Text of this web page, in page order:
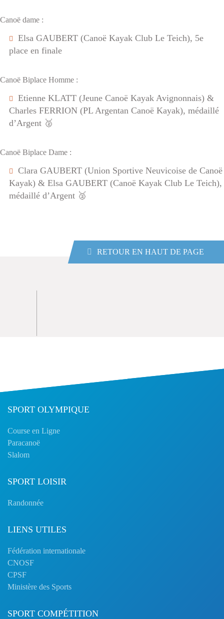
Canoë dame :
Elsa GAUBERT (Canoë Kayak Club Le Teich), 5e
place en finale
Canoë Biplace Homme :
Etienne KLATT (Jeune Canoë Kayak Avignonnais) &
Charles FERRION (PL Argentan Canoë Kayak), médaillé
d’Argent 🥈
Canoë Biplace Dame :
Clara GAUBERT (Union Sportive Neuvicoise de Canoë
Kayak) & Elsa GAUBERT (Canoë Kayak Club Le Teich),
médaillé d’Argent 🥈
RETOUR EN HAUT DE PAGE
SPORT OLYMPIQUE
Course en Ligne
Paracanoë
Slalom
SPORT LOISIR
Randonnée
LIENS UTILES
Fédération internationale
CNOSF
CPSF
Ministère des Sports
SPORT COMPÉTITION